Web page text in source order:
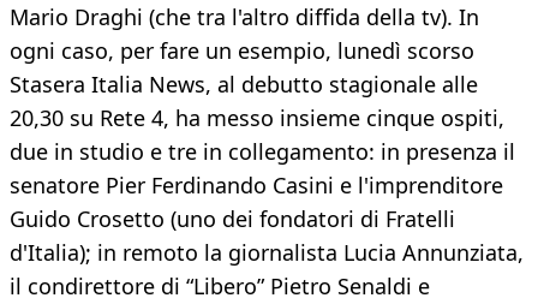
Mario Draghi (che tra l'altro diffida della tv). In
ogni caso, per fare un esempio, lunedì scorso
Stasera Italia News, al debutto stagionale alle
20,30 su Rete 4, ha messo insieme cinque ospiti,
due in studio e tre in collegamento: in presenza il
senatore Pier Ferdinando Casini e l'imprenditore
Guido Crosetto (uno dei fondatori di Fratelli
d'Italia); in remoto la giornalista Lucia Annunziata,
il condirettore di “Libero” Pietro Senaldi e